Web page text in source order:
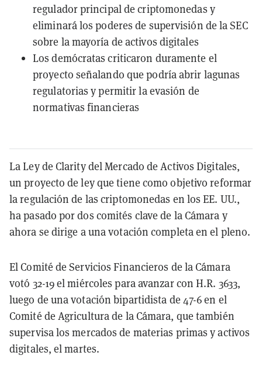
regulador principal de criptomonedas y
eliminará los poderes de supervisión de la SEC
sobre la mayoría de activos digitales
Los demócratas criticaron duramente el
proyecto señalando que podría abrir lagunas
regulatorias y permitir la evasión de
normativas financieras
La Ley de Clarity del Mercado de Activos Digitales,
un proyecto de ley que tiene como objetivo reformar
la regulación de las criptomonedas en los EE. UU.,
ha pasado por dos comités clave de la Cámara y
ahora se dirige a una votación completa en el pleno.
El Comité de Servicios Financieros de la Cámara
votó 32-19 el miércoles para avanzar con H.R. 3633,
luego de una votación bipartidista de 47-6 en el
Comité de Agricultura de la Cámara, que también
supervisa los mercados de materias primas y activos
digitales, el martes.